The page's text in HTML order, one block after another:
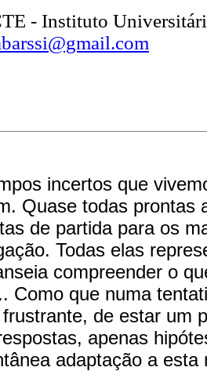
- Instituto
incertos que
Quase todas prontas
de partida para os
Todas elas
compreender o
Como que numa
de estar um
apenas
adaptação a